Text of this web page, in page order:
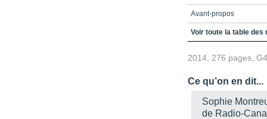
Avant-propos
Table des matières
La communauté
L’immigration
Voir toute la table des
2014, 276 pages,
Ce qu’on en dit...
Sophie
de Radio-